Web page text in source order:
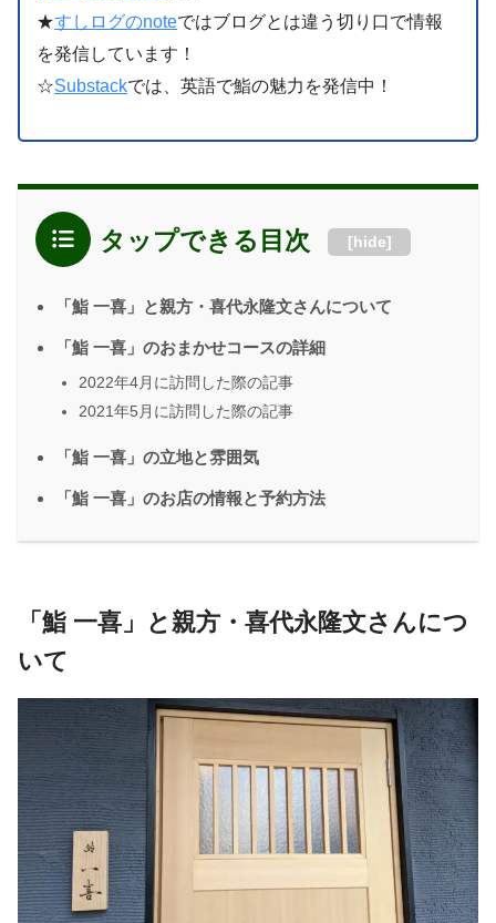
★すしログのnoteではブログとは違う切り口で情報
を発信しています！
☆Substackでは、英語で鮨の魅力を発信中！
タップできる目次 [hide]
「鮨 一喜」と親方・喜代永隆文さんについて
「鮨 一喜」のおまかせコースの詳細
2022年4月に訪問した際の記事
2021年5月に訪問した際の記事
「鮨 一喜」の立地と雰囲気
「鮨 一喜」のお店の情報と予約方法
「鮨 一喜」と親方・喜代永隆文さんにつ
いて